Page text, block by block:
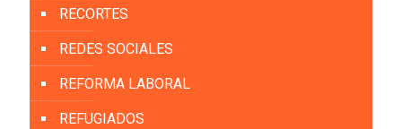
RECORTES
REDES SOCIALES
REFORMA LABORAL
REFUGIADOS